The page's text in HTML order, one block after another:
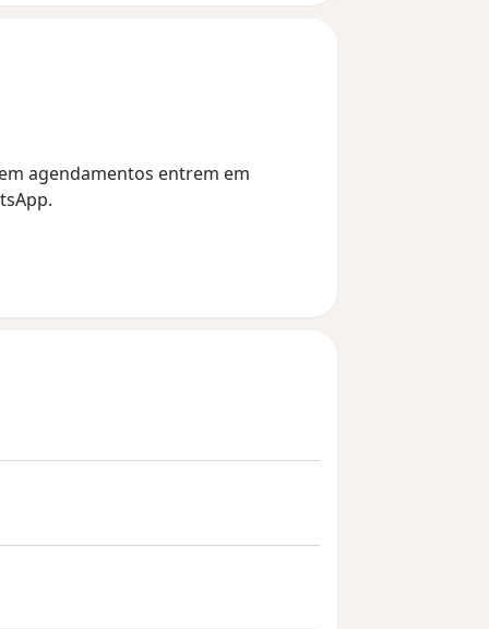
agendamentos entrem em